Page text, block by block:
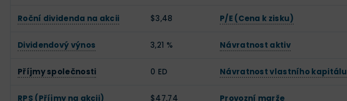
Roční dividenda na akcii $3,48 P/E (Cena k zisku)
Dividendový výnos 3,21 % Návratnost aktiv
Příjmy společnosti 0 ED Návratnost vlastního kapitálu
RPS (Příjmy na akcii) $47,74 Provozní marže